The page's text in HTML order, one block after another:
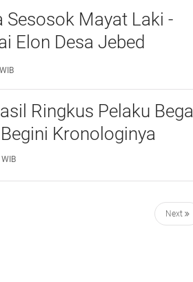
Sesosok Mayat Laki -
Elon Desa Jebed
Ringkus Pelaku Begal
Kronologinya
Next